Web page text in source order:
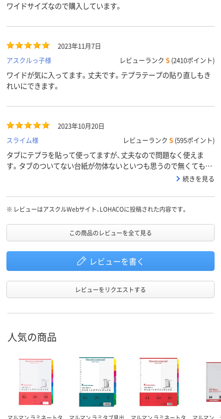
ワイドサイズなので購入しています。
2023年11月7日
アスクルっ子様
レビューランク S (2410ポイント)
ワイドが気に入ってます。丈夫です。テプラテープの貼り直しもき
れいにできます。
2023年10月20日
スライム様
レビューランク S (595ポイント)
タブにテプラを貼って使ってますが、丈夫なので問題なく使えま
す。タブのついてない台紙が勿体ないといつも思うので無くても良
続きを見る
※ レビューはアスクルWebサイト、LOHACOに投稿された内容です。
この商品のレビューを全て見る
レビューを書く
レビューをリクエストする
人気の商品